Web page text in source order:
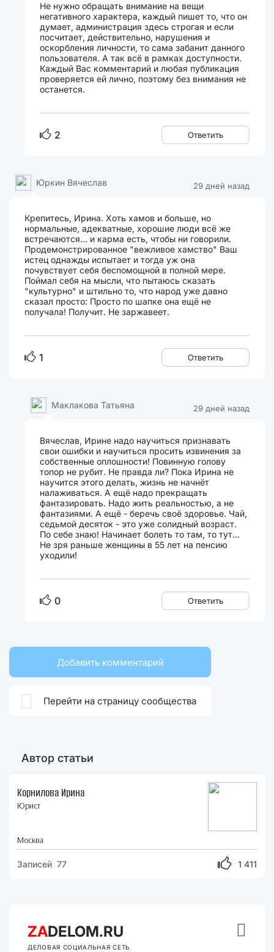
Не нужно обращать внимание на вещи
негативного характера, каждый пишет то, что он
думает, администрация здесь строгая и если
посчитает, действительно, нарушения и
оскорбления личности, то сама забанит данного
пользователя. А так всё в рамках доступности.
Каждый Вас комментарий и любая публикация
проверяется ей лично, поэтому без внимания не
останется.
2 Ответить
29 дней назад
Юркин Вячеслав
Крепитесь, Ирина. Хоть хамов и больше, но
нормальные, адекватные, хорошие люди всё же
встречаются... и карма есть, чтобы ни говорили.
Продемонстрированное "вежливое хамство" Ваш
истец однажды испытает и тогда уж она
почувствует себя беспомощной в полной мере.
Поймал себя на мысли, что пытаюсь сказать
"культурно" и штильно то, что народ уже давно
сказал просто: Просто по шапке она ещё не
получала! Получит. Не заржавеет.
1 Ответить
29 дней назад
Маклакова Татьяна
Вячеслав, Ирине надо научиться признавать
свои ошибки и научиться просить извинения за
собственные оплошности! Повинную голову
топор не рубит. Не правда ли? Пока Ирина не
научится этого делать, жизнь не начнёт
налаживаться. А ещё надо прекращать
фантазировать. Надо жить реальностью, а не
фантазиями. А ещё - беречь своё здоровье. Чай,
седьмой десяток - это уже солидный возраст.
По себе знаю! Начинает болеть то там, то тут...
Не зря раньше женщины в 55 лет на пенсию
уходили!
0 Ответить
Добавить комментарий
Перейти на страницу сообщества
Автор статьи
Корнилова Ирина
Юрист
Москва
1 411
Записей 77
ZADELOM.RU
ДЕЛОВАЯ СОЦИАЛЬНАЯ СЕТЬ
